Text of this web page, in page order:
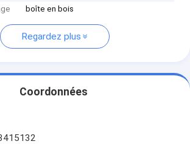
boîte en bois
Regardez plus
Coordonnées